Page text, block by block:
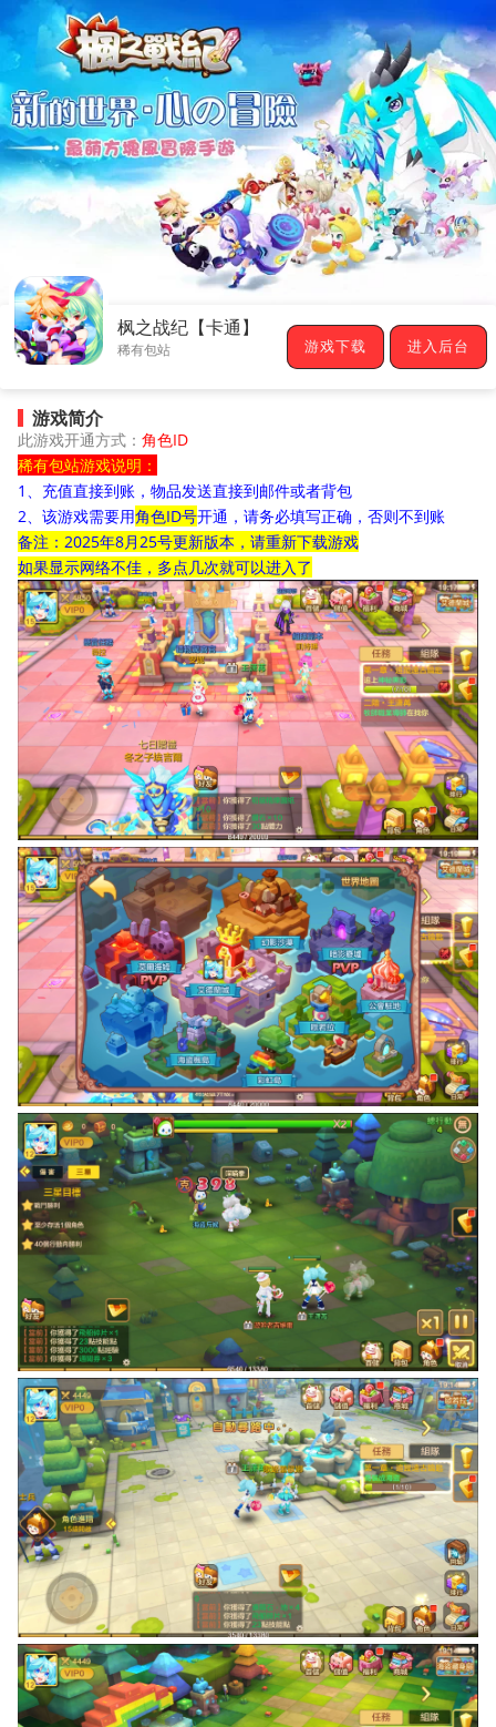
枫之战纪【卡通】
稀有包站 游戏下载 进入后台
游戏简介
此游戏开通方式： 角色ID
稀有包站游戏说明：
1、充值直接到账，物品发送直接到邮件或者背包
2、该游戏需要用角色ID号开通，请务必填写正确，否则不到账
备注：2025年8月25号更新版本，请重新下载游戏
如果显示网络不佳，多点几次就可以进入了